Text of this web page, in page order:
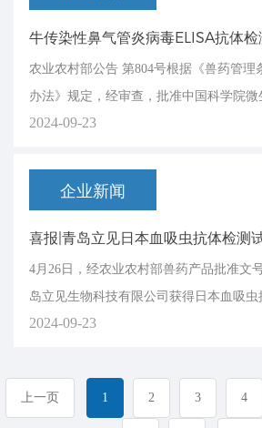
农业农村部公告 第804号根据《兽药管理
办法》规定，经审查，批准中国科学院微
位申报的口蹄疫病毒O型化学发光抗体检
2024-09-23
企业新闻
4月26日，经农业农村部兽药产品批准文
岛立见生物科技有限公司获得日本血吸
产品批准文号，兽药生字:154028958。3月2
2024-09-23
上一页 1 2 3 4